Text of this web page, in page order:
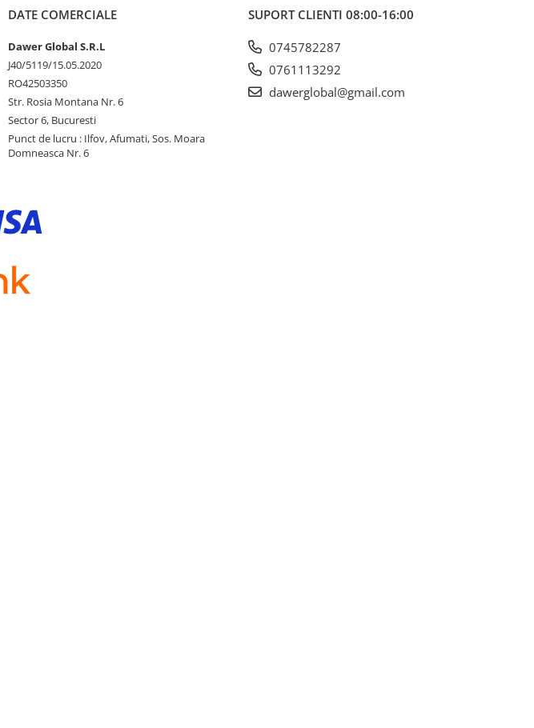
DATE COMERCIALE
Dawer Global S.R.L
J40/5119/15.05.2020
RO42503350
Str. Rosia Montana Nr. 6
Sector 6, Bucuresti
Punct de lucru : Ilfov, Afumati, Sos. Moara
Domneasca Nr. 6
SUPORT CLIENTI 08:00-16:00
0745782287
0761113292
dawerglobal@gmail.com